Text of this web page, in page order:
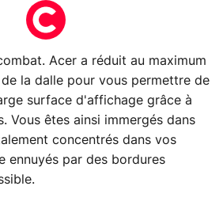
Acer a réduit au maximum
la dalle pour vous permettre de
surface d'affichage grâce à
Vous êtes ainsi immergés dans
concentrés dans vos
ennuyés par des bordures